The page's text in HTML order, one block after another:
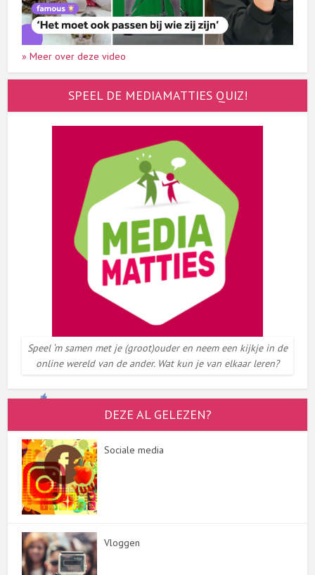
» Meer over deze video
SPEEL DE MEDIAMATTIES QUIZ!
Speel ‘m samen met je (groot)ouder en neem een kijkje in de
online wereld van de ander. Wat kun je van elkaar leren?
DEZE AL GELEZEN?
Sociale media
Vloggen